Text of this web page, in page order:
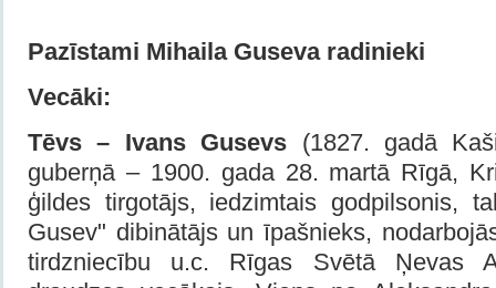
Pazīstami Mihaila Guseva radinieki
Vecāki:
Tēvs– Ivans Gusevs (1827. gadā
guberņā – 1900. gada 28. martā Rīgā,
ģildes tirgotājs, iedzimtais godpilsonis,
Gusev" dibinātājs un īpašnieks,
tirdzniecību u.c. Rīgas Svētā Ņevas